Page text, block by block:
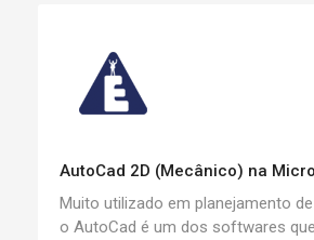
AutoCad 2D (Mecânico) na
Muito utilizado em planejamento
o AutoCad é um dos softwares